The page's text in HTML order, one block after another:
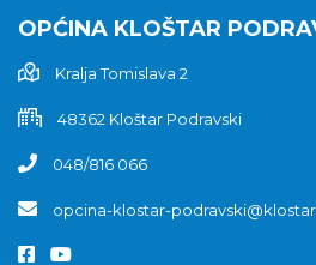
OPĆINA KLOŠTAR
Kralja Tomislava 2
48362 Kloštar Podravski
048/816 066
opcina-klostar-